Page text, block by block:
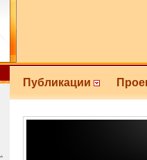
Публикации